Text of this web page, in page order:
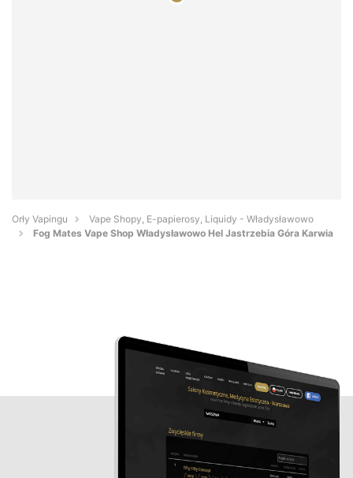
Orły Vapingu
Vape Shopy, E-papierosy, Liquidy - Władysławowo
Fog Mates Vape Shop Władysławowo Hel Jastrzebia Góra Karwia